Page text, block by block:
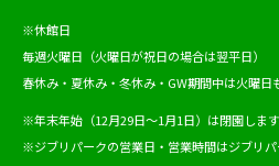
※休館日
毎週火曜日（火曜日が祝日の場合は翌平日）
春休み・夏休み・冬休み・GW期間中は火曜日
※年末年始（12月29日～1月1日）は閉園します
※ジブリパークの営業日・営業時間はジブリ